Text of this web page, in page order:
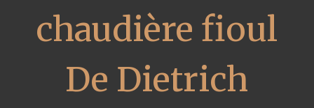
chaudière fioul
De Dietrich